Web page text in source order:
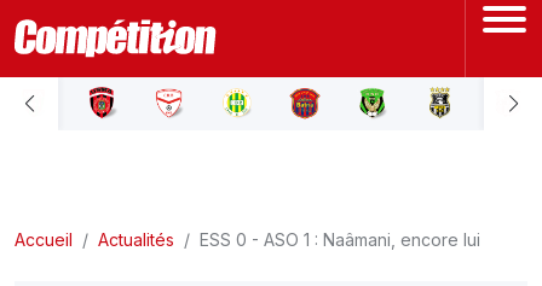
ACCUEIL
LIGUE 2
Accueil Actualités ESS 0 - ASO 1 : Naâmani, encore lui